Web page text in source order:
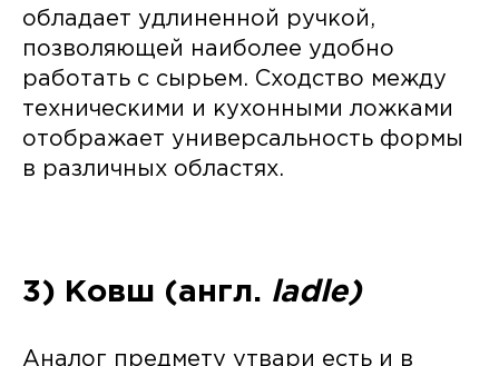
обладает удлиненной ручкой,
позволяющей наиболее удобно
работать с сырьем. Сходство между
техническими и кухонными ложками
отображает универсальность формы
в различных областях.
3) Ковш (англ. ladle)
Аналог предмету утвари есть и в